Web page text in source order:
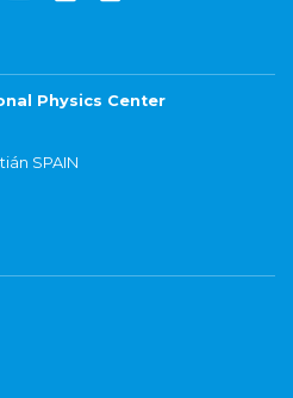
Physics Center
SPAIN